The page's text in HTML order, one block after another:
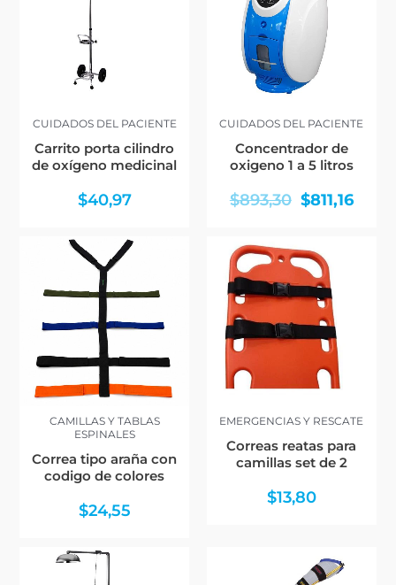
CUIDADOS DEL PACIENTE
Carrito porta cilindro
de oxígeno medicinal
$40,97
CUIDADOS DEL PACIENTE
Concentrador de
oxigeno 1 a 5 litros
$893,30
$893,30.
$811,16
CAMILLAS Y TABLAS
ESPINALES
Correa tipo araña con
codigo de colores
$24,55
EMERGENCIAS Y RESCATE
Correas reatas para
camillas set de 2
$13,80